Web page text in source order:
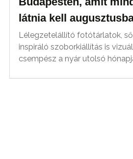
látnia kell
Lélegzetelállító fotótárlatok,
inspiráló szoborkiállítás is
csempész a nyár utolsó